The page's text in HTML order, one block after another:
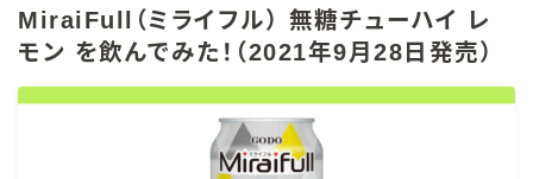
特集！
MiraiFull（ミライフル） 無糖チューハイ レ
モン を飲んでみた！（2021年9月28日発売）